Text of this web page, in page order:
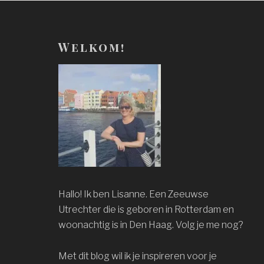
Welkom!
Hallo! Ik ben Lisanne. Een Zeeuwse
Utrechter die is geboren in Rotterdam en
woonachtig is in Den Haag. Volg je me nog?
Met dit blog wil ik je inspireren voor je